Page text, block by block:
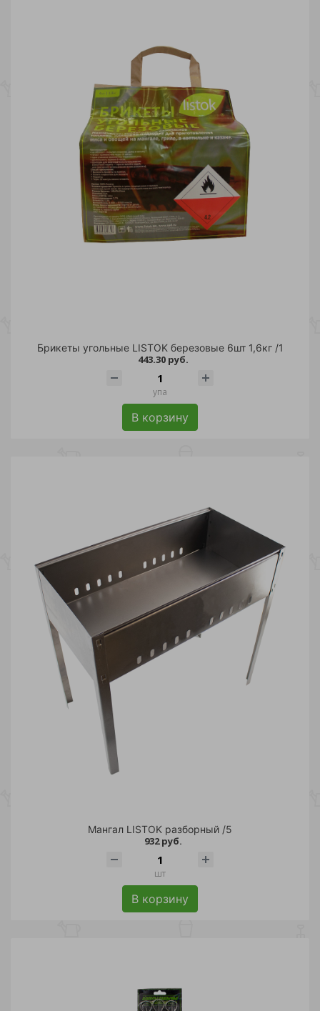
Брикеты угольные LISTOK березовые 6шт 1,6кг /1
443.30 руб.
упа
В корзину
Мангал LISTOK разборный /5
932 руб.
шт
В корзину